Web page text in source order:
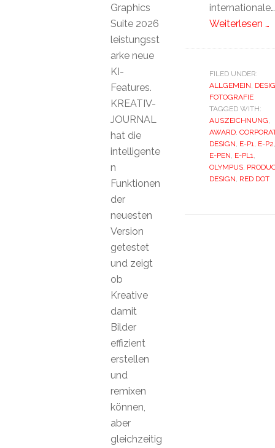
internationale…
Weiterlesen …
FILED UNDER:
ALLGEMEIN
FOTOGRAFIE
TAGGED WITH:
AUSZEICHNUNG
AWARD,
DESIGN E-P1 E-P2
E-PEN E-PL1
OLYMPUS,
DESIGN RED DOT
Graphics
Suite 2026
leistungsst
arke neue
KI-
Features.
KREATIV-
JOURNAL
hat die
intelligente
n
Funktionen
der
neuesten
Version
getestet
und zeigt
ob
Kreative
damit
Bilder
effizient
erstellen
und
remixen
können,
aber
gleichzeitig